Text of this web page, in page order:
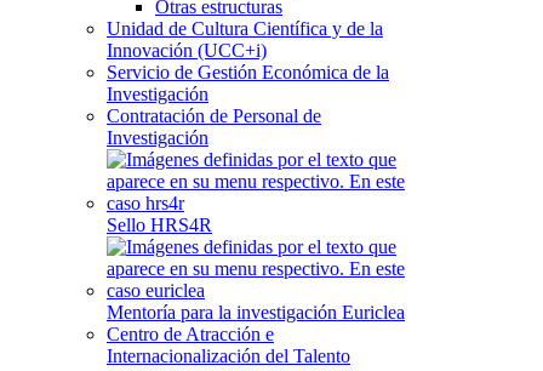
Otras estructuras
Unidad de Cultura Científica y de la
Innovación (UCC+i)
Servicio de Gestión Económica de la
Investigación
Contratación de Personal de
Investigación
Sello HRS4R
Mentoría para la investigación Euriclea
Centro de Atracción e
Internacionalización del Talento